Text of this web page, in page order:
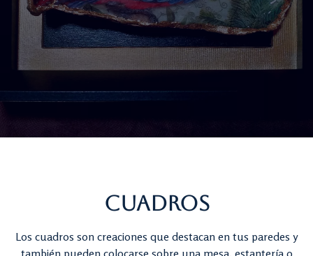
Cuadros
Los cuadros son creaciones que destacan en tus paredes y
también pueden colocarse sobre una mesa, estantería o